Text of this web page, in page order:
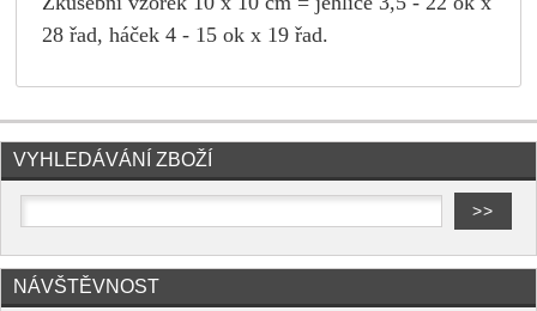
28 řad, háček 4 - 15 ok x 19 řad.
VYHLEDÁVÁNÍ ZBOŽÍ
NÁVŠTĚVNOST